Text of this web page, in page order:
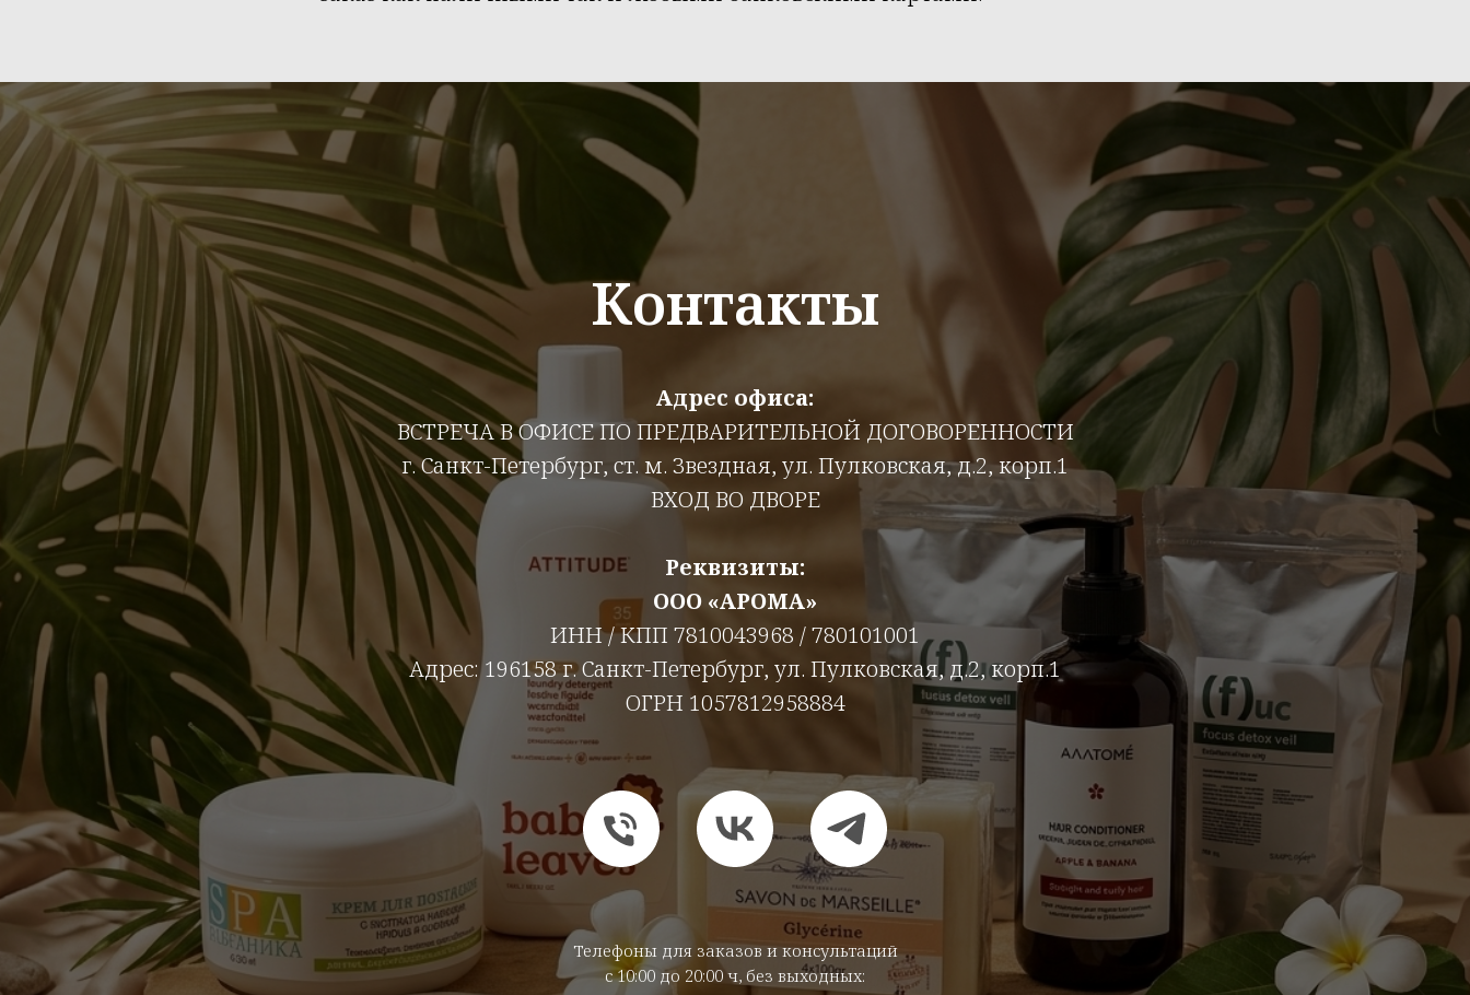
Контакты
Адрес офиса:
ВСТРЕЧА В ОФИСЕ ПО ПРЕДВАРИТЕЛЬНОЙ ДОГОВОРЕННОСТИ
г. Санкт-Петербург, ст. м. Звездная, ул. Пулковская, д.2, корп.1
ВХОД ВО ДВОРЕ
Реквизиты:
ООО «АРОМА»
ИНН / КПП 7810043968 / 780101001
Адрес: 196158 г. Санкт-Петербург, ул. Пулковская, д.2, корп.1
ОГРН 1057812958884
Телефоны для заказов и консультаций
с 10:00 до 20:00 ч, без выходных: